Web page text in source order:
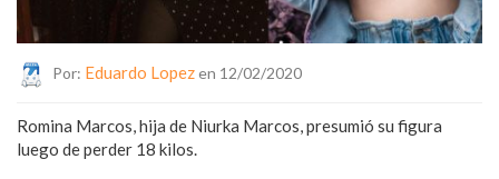
Por: Eduardo Lopezen 12/02/2020
Romina Marcos, hija de Niurka Marcos, presumió su figura
luego de perder 18 kilos.